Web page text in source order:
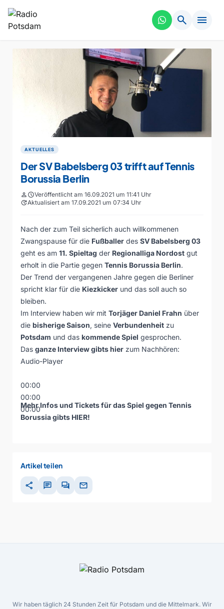
search menu
AKTUELLES
Der SV Babelsberg 03 trifft auf Tennis
Borussia Berlin
personscheduleVeröffentlicht am 16.09.2021 um 11:41 Uhr
updateAktualisiert am 17.09.2021 um 07:34 Uhr
Nach der zum Teil sicherlich auch willkommenen
Zwangspause für die Fußballer des SV Babelsberg 03
geht es am 11. Spieltag der Regionalliga Nordost gut
erholt in die Partie gegen Tennis Borussia Berlin.
Der Trend der vergangenen Jahre gegen die Berliner
spricht klar für die Kiezkicker und das soll auch so
bleiben.
Im Interview haben wir mit Torjäger Daniel Frahn über
die bisherige Saison, seine Verbundenheit zu
Potsdam und das kommende Spiel gesprochen.
Das ganze Interview gibts hier zum Nachhören:
Audio-Player
00:00
00:00
00:00
Mehr Infos und Tickets für das Spiel gegen Tennis
Borussia gibts HIER!
Artikel teilen
share chat forum mail
Wir haben täglich 24 Stunden Zeit für Potsdam und die Mittelmark. Wir